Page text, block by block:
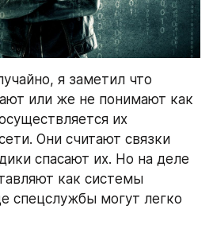
я заметил что
или же не понимают как
их
Они считают связки
спасают их. Но на деле
как системы
спецслужбы могут легко